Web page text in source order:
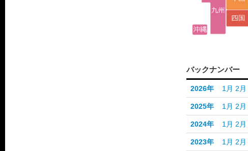
バックナンバー
2026年 1月 2月
2025年 1月 2月
2024年 1月 2月
2023年 1月 2月